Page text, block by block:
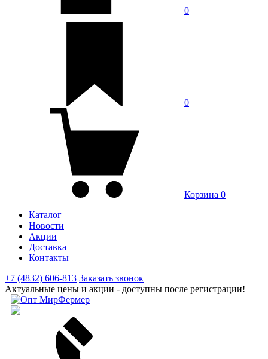
0
0
Корзина 0
Каталог
Новости
Акции
Доставка
Контакты
+7 (4832) 606-813 Заказать звонок
Актуальные цены и акции - доступны после регистрации!